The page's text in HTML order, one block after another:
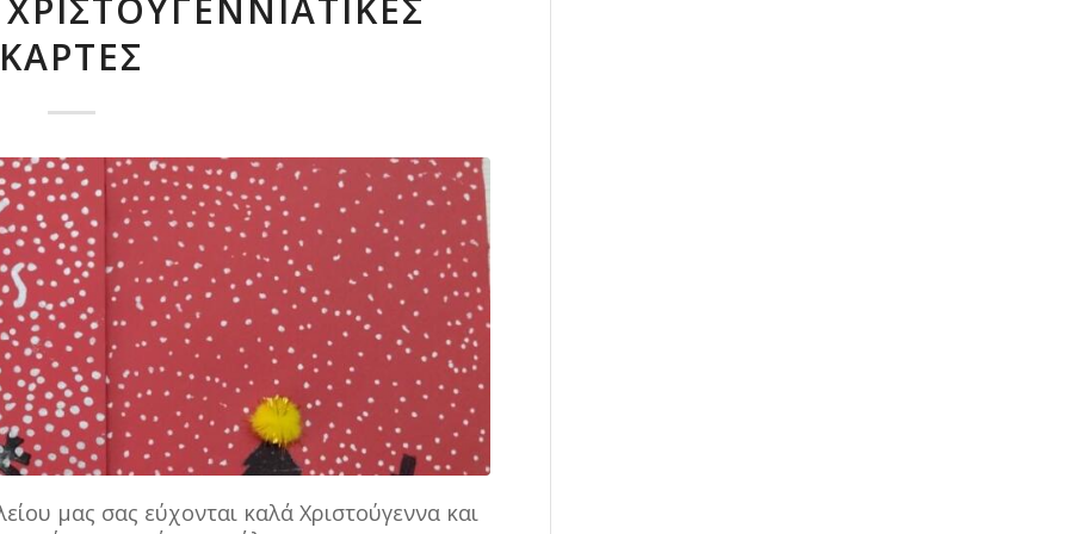
ΚΆΡΤΕΣ
μας σας εύχονται καλά Χριστούγεννα και